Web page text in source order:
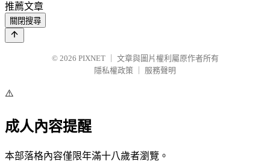
推薦文章
關閉搜尋
© 2026 PIXNET
文章與圖片權利屬原作者所有
隱私權政策
服務聲明
⚠️
成人內容提醒
本部落格內容僅限年滿十八歲者瀏覽。